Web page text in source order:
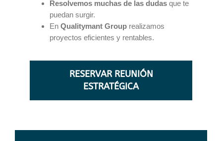
Resolvemos muchas de las dudas que te
puedan surgir.
En Qualitymant Group realizamos
proyectos eficientes y rentables.
RESERVAR REUNIÓN
ESTRATÉGICA